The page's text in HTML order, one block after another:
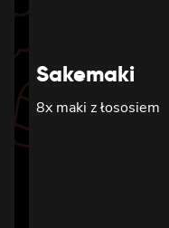
Sakemaki
8x maki z łososiem